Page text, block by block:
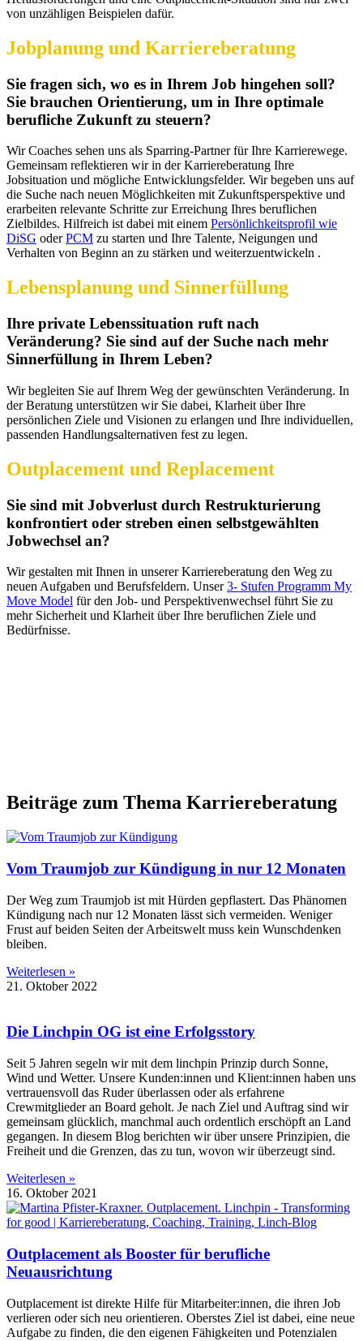
von unzähligen Beispielen dafür.
Jobplanung und Karriereberatung
Sie fragen sich, wo es in Ihrem Job hingehen soll?
Sie brauchen Orientierung, um in Ihre optimale
berufliche Zukunft zu steuern?
Wir Coaches sehen uns als Sparring-Partner für Ihre Karrierewege.
Gemeinsam reflektieren wir in der Karriereberatung Ihre
Jobsituation und mögliche Entwicklungsfelder. Wir begeben uns auf
die Suche nach neuen Möglichkeiten mit Zukunftsperspektive und
erarbeiten relevante Schritte zur Erreichung Ihres beruflichen
Zielbildes. Hilfreich ist dabei mit einem Persönlichkeitsprofil wie
DiSG oderPCM zu starten und Ihre Talente, Neigungen und
Verhalten von Beginn an zu stärken und weiterzuentwickeln .
Lebensplanung und Sinnerfüllung
Ihre private Lebenssituation ruft nach
Veränderung? Sie sind auf der Suche nach mehr
Sinnerfüllung in Ihrem Leben?
Wir begleiten Sie auf Ihrem Weg der gewünschten Veränderung. In
der Beratung unterstützen wir Sie dabei, Klarheit über Ihre
persönlichen Ziele und Visionen zu erlangen und Ihre individuellen,
passenden Handlungsalternativen fest zu legen.
Outplacement und Replacement
Sie sind mit Jobverlust durch Restrukturierung
konfrontiert oder streben einen selbstgewählten
Jobwechsel an?
Wir gestalten mit Ihnen in unserer Karriereberatung den Weg zu
neuen Aufgaben und Berufsfeldern. Unser3- Stufen Programm My
Move Model für den Job- und Perspektivenwechsel führt Sie zu
mehr Sicherheit und Klarheit über Ihre beruflichen Ziele und
Bedürfnisse.
Beiträge zum Thema Karriereberatung
Vom Traumjob zur Kündigung in nur 12 Monaten
Der Weg zum Traumjob ist mit Hürden gepflastert. Das Phänomen
Kündigung nach nur 12 Monaten lässt sich vermeiden. Weniger
Frust auf beiden Seiten der Arbeitswelt muss kein Wunschdenken
bleiben.
Weiterlesen »
21. Oktober 2022
Die Linchpin OG ist eine Erfolgsstory
Seit 5 Jahren segeln wir mit dem linchpin Prinzip durch Sonne,
Wind und Wetter. Unsere Kunden:innen und Klient:innen haben uns
vertrauensvoll das Ruder überlassen oder als erfahrene
Crewmitglieder an Board geholt. Je nach Ziel und Auftrag sind wir
gemeinsam glücklich, manchmal auch ordentlich erschöpft an Land
gegangen. In diesem Blog berichten wir über unsere Prinzipien, die
Freiheit und die Grenzen, das zu tun, wovon wir überzeugt sind.
Weiterlesen »
16. Oktober 2021
Outplacement als Booster für berufliche
Neuausrichtung
Outplacement ist direkte Hilfe für Mitarbeiter:innen, die ihren Job
verlieren oder sich neu orientieren. Oberstes Ziel ist dabei, eine neue
Aufgabe zu finden, die den eigenen Fähigkeiten und Potenzialen